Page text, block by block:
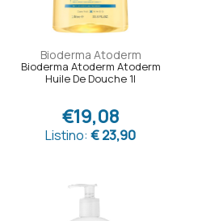
Bioderma Atoderm
Bioderma Atoderm Atoderm
Huile De Douche 1l
€19,08
Listino: € 23,90